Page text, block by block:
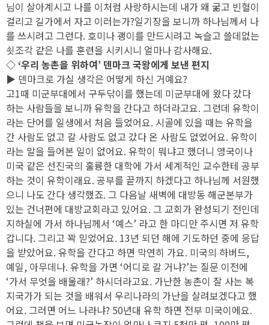
님이 살아계시고 나를 이처럼 사랑하시는데 내가 왜 굶고 빈혈이
걸리고 길가에서 자고 이러는가?일기장을 보니까 하나님께서 나
를 쓰시려고 그런다. 호미나 괭이를 만드시려고 녹슬고 쓸데없는
쇳조각 같은 나를 훈련을 시키시니 얼마나 감사해요.
◇ ‘우리 농촌을 위하여’ 덴마크 국왕에게 보낸 편지
▶ 덴마크로 가실 생각은 어떻게 하신 거예요?
고1때 미군부대에서 구두닦이를 했는데 미군부대에 왔다 갔다
하는 사람들을 보니까 유학을 간다고 하더라고요. 그런데 유학이
라는 단어를 일생에서 처음 들었어요. 시골에 있을 때는 유학을
간 사람도 없고 갈 사람도 없고 갔다 온 사람도 없었어요. 유학이
라는 말을 들어본 일이 없어요. 유학이 뭐냐고 했더니 영국이나
미국 같은 선진국의 훌륭한 대학에 가서 세계적인 교수한테 공부
하는 것이 유학이래요. 공부를 끝까지 하겠다고 하나님께 서원했
으니 나도 간다 생각했죠. 그 다음날 새벽에 대방동 해군본부가
있는 건너편에 대방교회라고 있어요. 그 교회가 완성되기 전인데
지하실에 가서 하나님께서 ‘예스’ 라고 한 마디만 주시면 저 유학
갑니다. 그리고 꽉 믿었어요. 13년 되던 해에 기도하던 중에 응답
을 받았어요. 유학을 간다고 하면 막연히 가요. 미국의 하버드,
예일, 아무데나. 유학을 가면 ‘어디로 갈 거냐?’는 질문 이전에
‘가서 무엇을 배울래?’ 하시더라고요. 가난한 농촌이 잘 사는 복
지국가가 되는 것을 배워서 우리나라의 가난을 살려보겠다고 했
어요. 그러면 어느 나라냐? 50년대 유학 하면 전부 미국이에요.